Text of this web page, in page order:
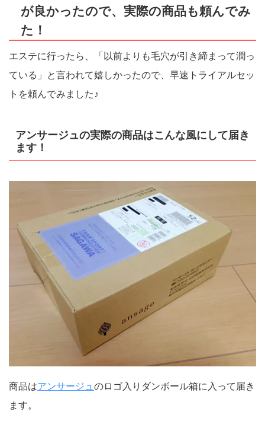
が良かったので、実際の商品も頼んでみ
た！
エステに行ったら、「以前よりも毛穴が引き締まって潤っ
ている」と言われて嬉しかったので、早速トライアルセッ
トを頼んでみました♪
アンサージュの実際の商品はこんな風にして届き
ます！
商品はアンサージュ のロゴ入りダンボール箱に入って届き
ます。